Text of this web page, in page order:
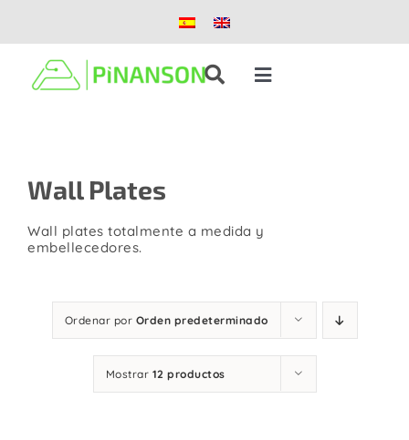
contenido
Toggle
Productos
Casos de éxito
Blog
Wall Plates
Wall plates totalmente a medida y
embellecedores.
Ordenar por Orden predeterminado
Mostrar 12 productos